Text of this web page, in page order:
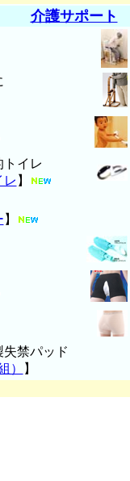
介護サポート
トイレ
レ 】
】
禁パッ ド
） 】